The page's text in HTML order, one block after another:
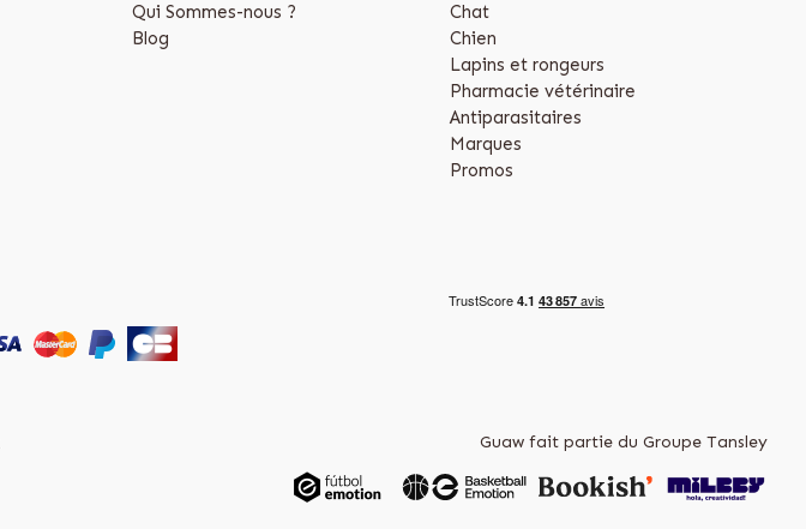
Qui Sommes-nous ?
Blog
Chat
Chien
Lapins et rongeurs
Pharmacie vétérinaire
Antiparasitaires
Marques
Promos
Guaw fait partie du Groupe Tansley